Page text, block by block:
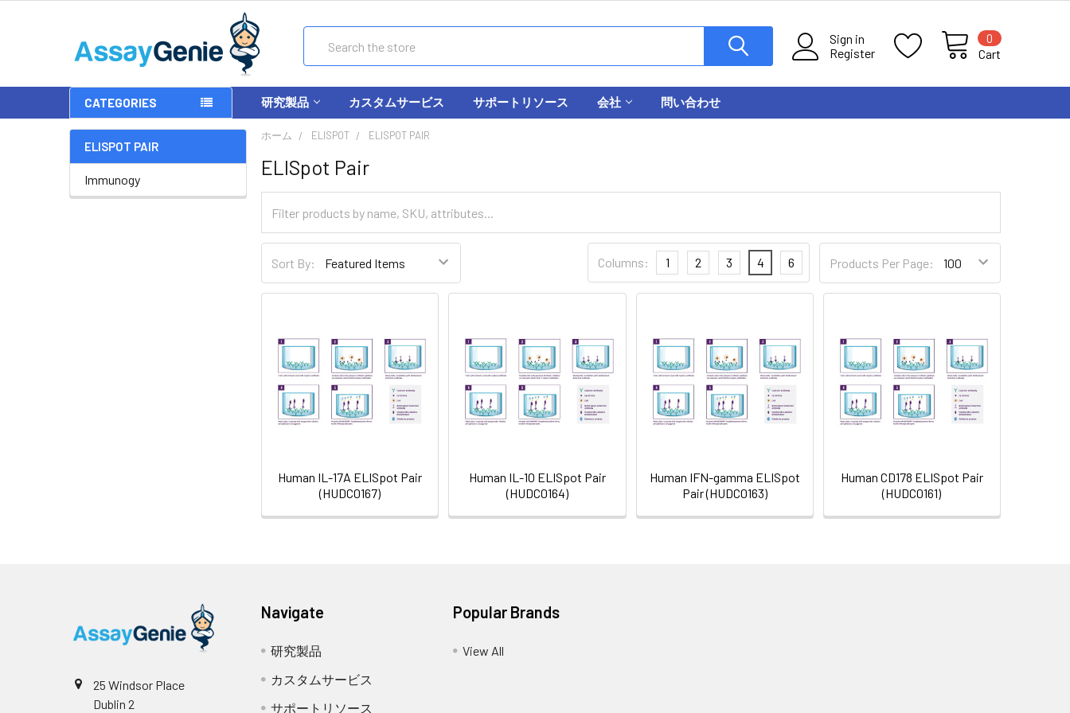
Sign in
Register
Cart
0
CATEGORIES 研究製品 カスタムサービス サポートリソース 会社 問い合わせ
ELISPOT PAIR
Immunogy
ホーム ELISPOT ELISPOT PAIR
ELISpot Pair
Sort By: Products Per Page:
Columns: 1 2 3 4 6
Human IL-17A ELISpot Pair
(HUDC0167)
Human IL-10 ELISpot Pair
(HUDC0164)
Human IFN-gamma ELISpot
Pair (HUDC0163)
Human CD178 ELISpot Pair
(HUDC0161)
25 Windsor Place
Dublin 2
Navigate
研究製品
カスタムサービス
サポートリソース
Popular Brands
View All